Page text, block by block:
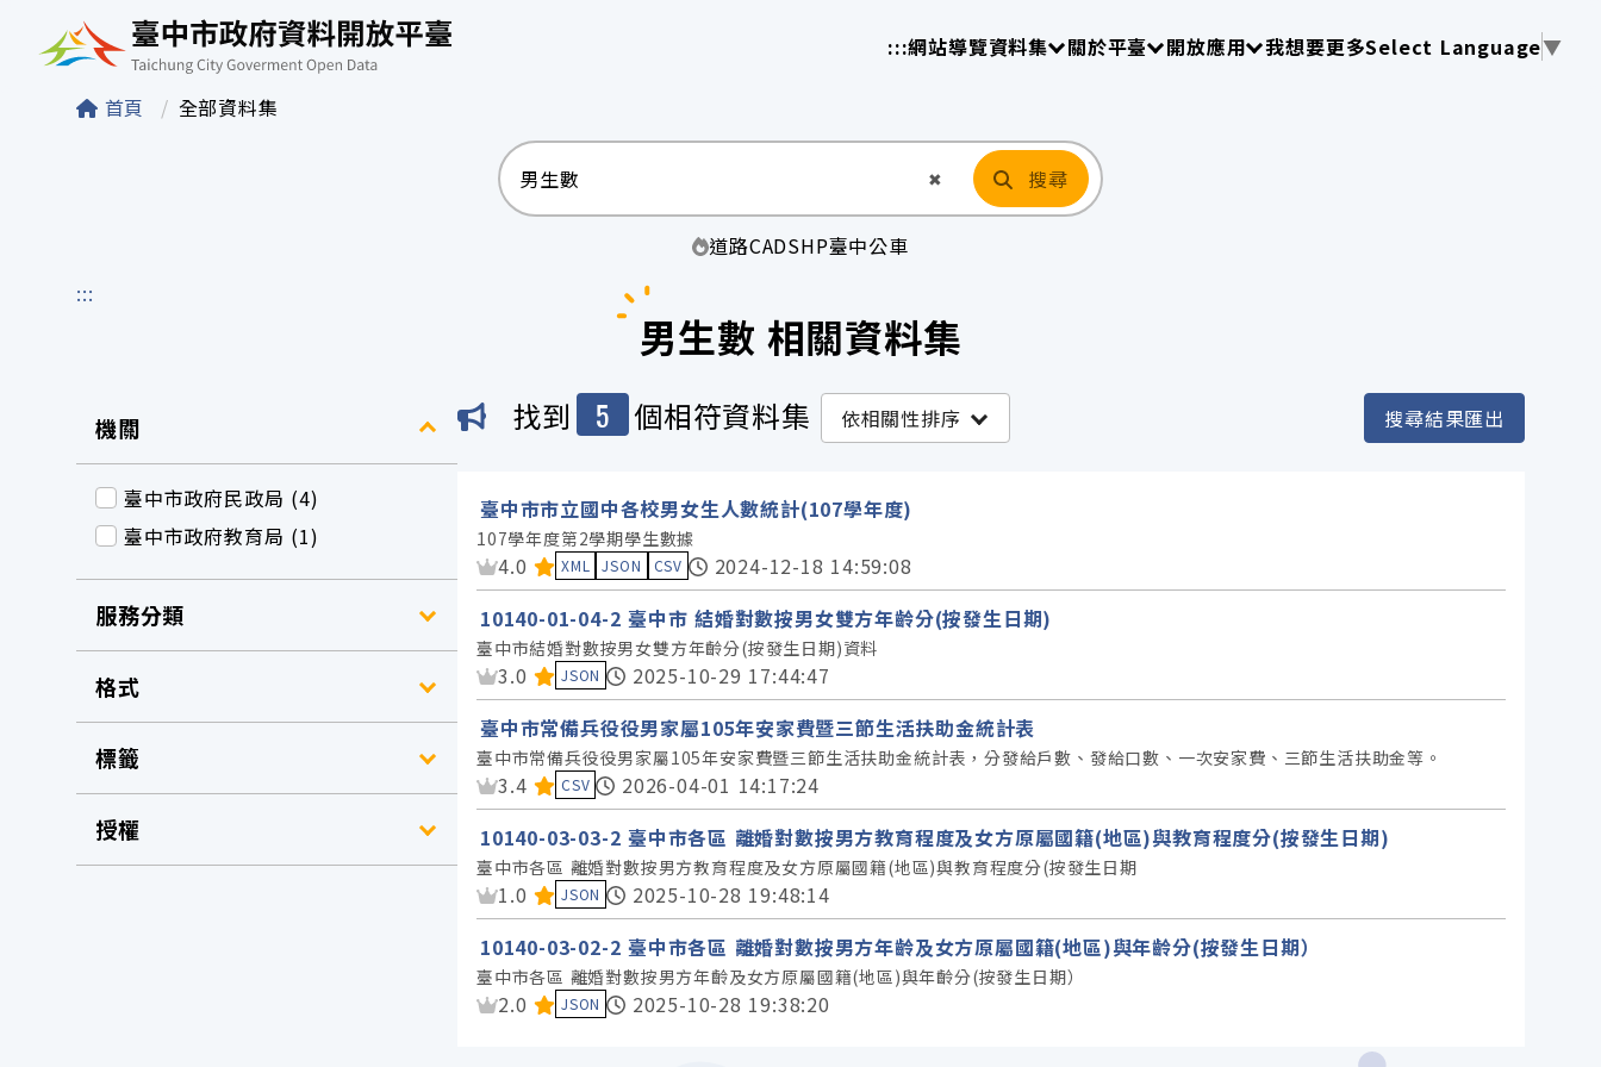
臺中市政府資料開放平臺 :::網站導覽資料集請使用 TAB 操作選單
關於平臺請使用 TAB 操作選單
開放應用請使用 TAB 操作選單
我想要更多Select Language▼
首頁 全部資料集
✖ 清空輸入 搜尋
道路CADSHP臺中公車
:::
男生數 相關資料集
機關
臺中市政府民政局 (4)
臺中市政府教育局 (1)
服務分類
格式
標籤
授權
找到 5 個相符資料集 依相關性排序 搜尋結果匯出
臺中市市立國中各校男女生人數統計(107學年度)
107學年度第2學期學生數據
資料集評分：
4.0 XML JSON CSV
2024-12-18 14:59:08
10140-01-04-2 臺中市 結婚對數按男女雙方年齡分(按發生日期)
臺中市結婚對數按男女雙方年齡分(按發生日期)資料
資料集評分：
3.0 JSON
2025-10-29 17:44:47
臺中市常備兵役役男家屬105年安家費暨三節生活扶助金統計表
臺中市常備兵役役男家屬105年安家費暨三節生活扶助金統計表，分發給戶數、發給口數、一次安家費、三節生活扶助金等。
資料集評分：
3.4 CSV
2026-04-01 14:17:24
10140-03-03-2 臺中市各區 離婚對數按男方教育程度及女方原屬國籍(地區)與教育程度分(按發生日期)
臺中市各區 離婚對數按男方教育程度及女方原屬國籍(地區)與教育程度分(按發生日期
資料集評分：
1.0 JSON
2025-10-28 19:48:14
10140-03-02-2 臺中市各區 離婚對數按男方年齡及女方原屬國籍(地區)與年齡分(按發生日期）
臺中市各區 離婚對數按男方年齡及女方原屬國籍(地區)與年齡分(按發生日期）
資料集評分：
2.0 JSON 2025-10-28 19:38:20